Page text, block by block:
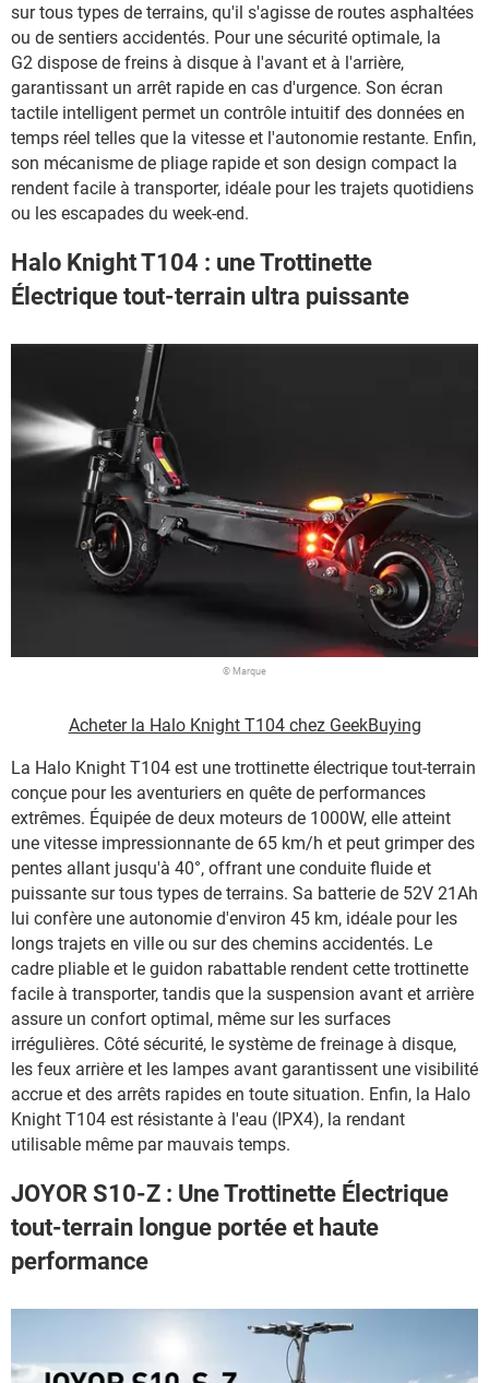
sur tous types de terrains, qu'il s'agisse de routes asphaltées
ou de sentiers accidentés. Pour une sécurité optimale, la
G2 dispose de freins à disque à l'avant et à l'arrière,
garantissant un arrêt rapide en cas d'urgence. Son écran
tactile intelligent permet un contrôle intuitif des données en
temps réel telles que la vitesse et l'autonomie restante. Enfin,
son mécanisme de pliage rapide et son design compact la
rendent facile à transporter, idéale pour les trajets quotidiens
ou les escapades du week-end.
Halo Knight T104 : une Trottinette
Électrique tout-terrain ultra puissante
© Marque
Acheter la Halo Knight T104 chez GeekBuying
La Halo Knight T104 est une trottinette électrique tout-terrain
conçue pour les aventuriers en quête de performances
extrêmes. Équipée de deux moteurs de 1000W, elle atteint
une vitesse impressionnante de 65 km/h et peut grimper des
pentes allant jusqu'à 40°, offrant une conduite fluide et
puissante sur tous types de terrains. Sa batterie de 52V 21Ah
lui confère une autonomie d'environ 45 km, idéale pour les
longs trajets en ville ou sur des chemins accidentés. Le
cadre pliable et le guidon rabattable rendent cette trottinette
facile à transporter, tandis que la suspension avant et arrière
assure un confort optimal, même sur les surfaces
irrégulières. Côté sécurité, le système de freinage à disque,
les feux arrière et les lampes avant garantissent une visibilité
accrue et des arrêts rapides en toute situation. Enfin, la Halo
Knight T104 est résistante à l'eau (IPX4), la rendant
utilisable même par mauvais temps.
JOYOR S10-Z : Une Trottinette Électrique
tout-terrain longue portée et haute
performance